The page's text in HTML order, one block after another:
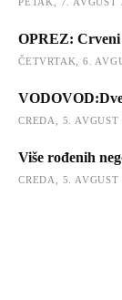
OPREZ: Crveni
ČETVRTAK, 6.
CREDA, 5.
Više rođenih
CREDA, 5.